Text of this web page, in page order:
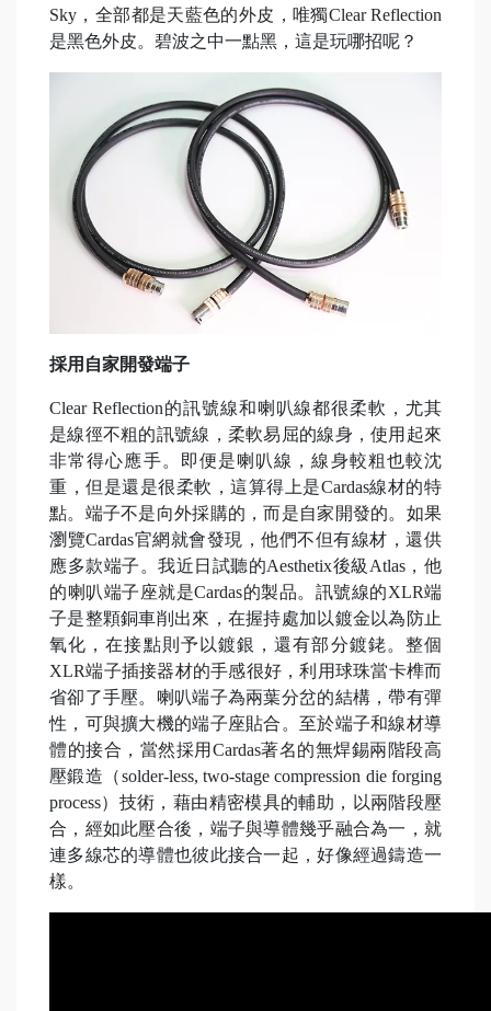
Sky，全部都是天藍色的外皮，唯獨Clear Reflection
是黑色外皮。碧波之中一點黑，這是玩哪招呢？
採用自家開發端子
Clear Reflection的訊號線和喇叭線都很柔軟，尤其
是線徑不粗的訊號線，柔軟易屈的線身，使用起來
非常得心應手。即便是喇叭線，線身較粗也較沈
重，但是還是很柔軟，這算得上是Cardas線材的特
點。端子不是向外採購的，而是自家開發的。如果
瀏覽Cardas官網就會發現，他們不但有線材，還供
應多款端子。我近日試聽的Aesthetix後級Atlas，他
的喇叭端子座就是Cardas的製品。訊號線的XLR端
子是整顆銅車削出來，在握持處加以鍍金以為防止
氧化，在接點則予以鍍銀，還有部分鍍銠。整個
XLR端子插接器材的手感很好，利用球珠當卡榫而
省卻了手壓。喇叭端子為兩葉分岔的結構，帶有彈
性，可與擴大機的端子座貼合。至於端子和線材導
體的接合，當然採用Cardas著名的無焊錫兩階段高
壓鍛造（solder-less, two-stage compression die forging
process）技術，藉由精密模具的輔助，以兩階段壓
合，經如此壓合後，端子與導體幾乎融合為一，就
連多線芯的導體也彼此接合一起，好像經過鑄造一
樣。